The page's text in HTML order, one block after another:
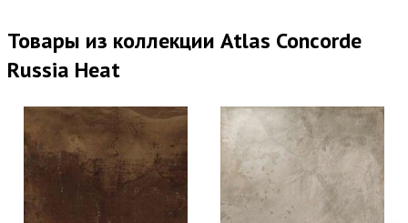
Товары из коллекции Atlas Concorde
Russia Heat